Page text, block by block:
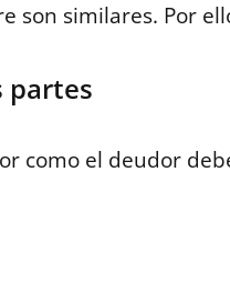
son similares. Por
partes
como el deudor